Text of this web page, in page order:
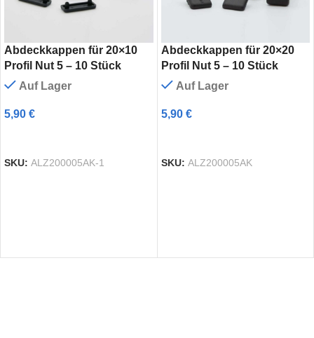
Abdeckkappen für 20×10
Profil Nut 5 – 10 Stück
Auf Lager
5,90 €
SKU: ALZ200005AK-1
Abdeckkappen für 20×20
Profil Nut 5 – 10 Stück
Auf Lager
5,90 €
SKU: ALZ200005AK